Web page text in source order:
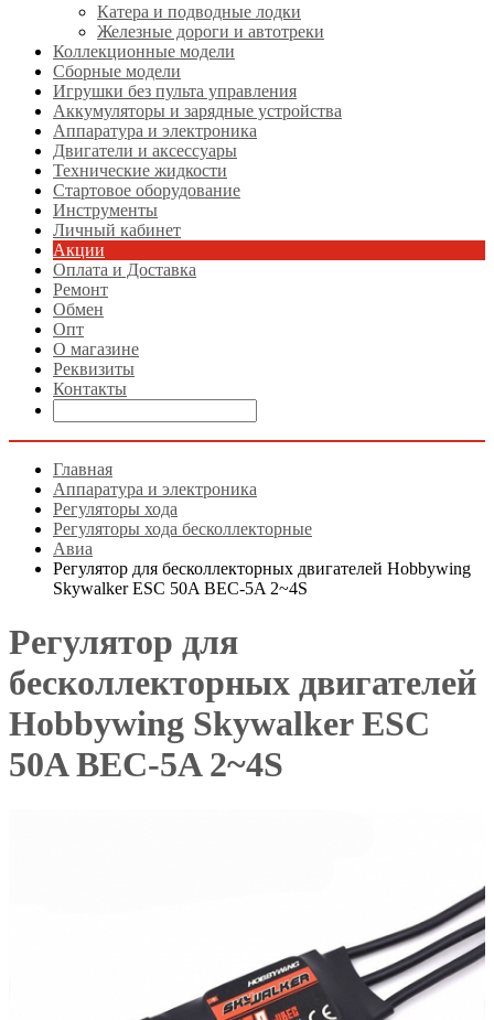
Катера и подводные лодки
Железные дороги и автотреки
Коллекционные модели
Сборные модели
Игрушки без пульта управления
Аккумуляторы и зарядные устройства
Аппаратура и электроника
Двигатели и аксессуары
Технические жидкости
Стартовое оборудование
Инструменты
Личный кабинет
Акции
Оплата и Доставка
Ремонт
Обмен
Опт
О магазине
Реквизиты
Контакты
Главная
Аппаратура и электроника
Регуляторы хода
Регуляторы хода бесколлекторные
Авиа
Регулятор для бесколлекторных двигателей Hobbywing
Skywalker ESC 50A BEC-5A 2~4S
Регулятор для
бесколлекторных двигателей
Hobbywing Skywalker ESC
50A BEC-5A 2~4S